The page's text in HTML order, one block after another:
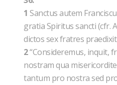
1 Sanctus autem
gratia Spiritus sancti (cfr.
dictos sex fratres
2“Consideremus, inquit,
nostram qua
tantum pro nostra sed